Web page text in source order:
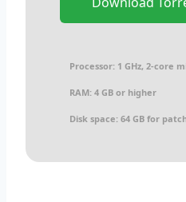
Processor: 1 GHz, 2-core
RAM: 4 GB or higher
Disk space: 64 GB for